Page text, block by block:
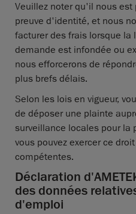
Veuillez noter qu'il nous
preuve d'identité, et nous
facturer des frais lorsque la
demande est infondée ou
nous efforcerons de
plus brefs délais.
Selon les lois en vigueur,
de déposer une plainte
surveillance locales pour la
vous pouvez exercer ce
compétentes.
Déclaration
des données
d'emploi